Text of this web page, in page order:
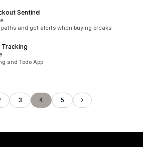
Sentinel
and get alerts when buying breaks
and Todo App
3 4 5